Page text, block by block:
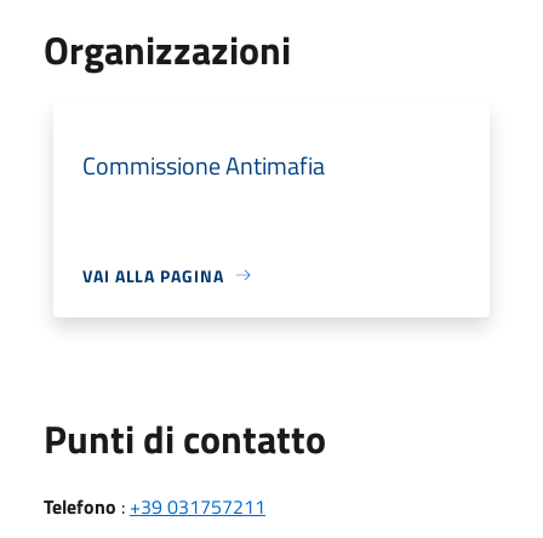
Organizzazioni
Commissione Antimafia
VAI ALLA PAGINA
Punti di contatto
Telefono : +39 031757211